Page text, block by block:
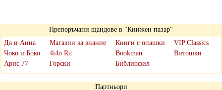
Препоръчани щандове в "Книжен пазар"
Да и Анна
Чоко и Боко
Арис 77
Магазин за знание
4i4o Ru
Горски
Книги с опашки
Bookman
Библиофил
VIP Classics
Витошки
Партньори